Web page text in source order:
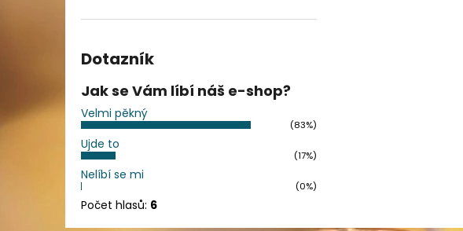
Dotazník
Jak se Vám líbí náš e-shop?
Velmi pěkný
(83%)
Ujde to
(17%)
Nelíbí se mi
(0%)
Počet hlasů: 6